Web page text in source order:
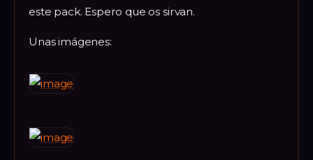
este pack. Espero que os sirvan.
Unas imágenes: